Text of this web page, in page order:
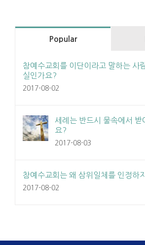
Popular
참예수교회를 이단이라고 말하는 사
실인가요?
2017-08-02
세례는 반드시 물속에서 받
요?
2017-08-03
참예수교회는 왜 삼위일체를 인정하
2017-08-02